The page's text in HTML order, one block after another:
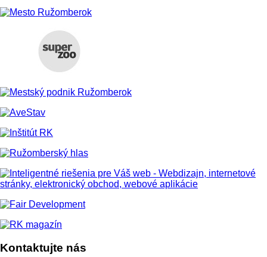
Kontaktujte nás